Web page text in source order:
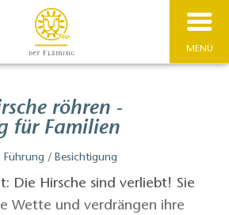
MENÜ
röhren -
für Familien
Führung / Besichtigung
Die Hirsche sind verliebt! Sie
Wette und verdrängen ihre